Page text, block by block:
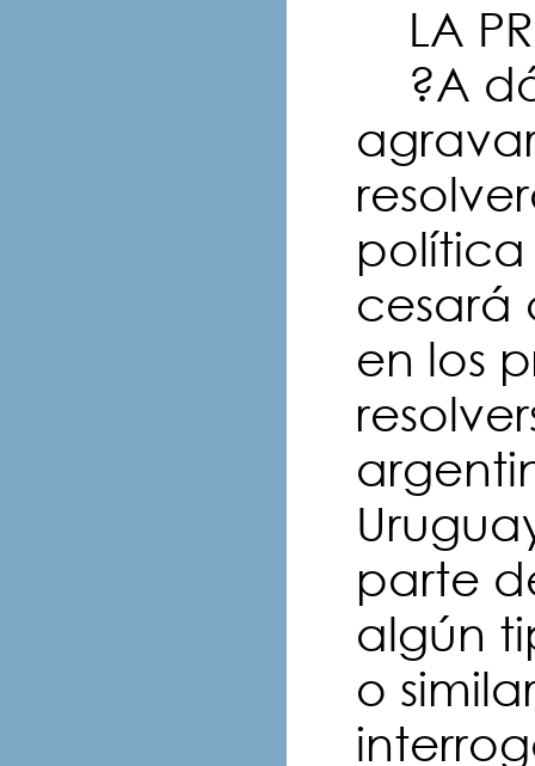
LA
?A
cesará
en los
parte
algún
o